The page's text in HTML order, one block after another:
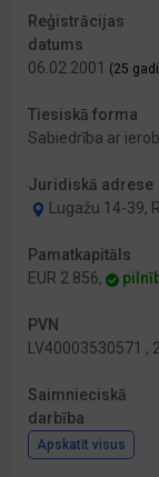
Reģistrācijas
datums
06.02.2001 (25
Tiesiskā forma
Sabiedrība ar
Juridiskā adrese
Lugažu 14-39,
Pamatkapitāls
EUR 2 856,
PVN
LV40003530571 ,
Saimnieciskā
darbība
Apskatīt visus